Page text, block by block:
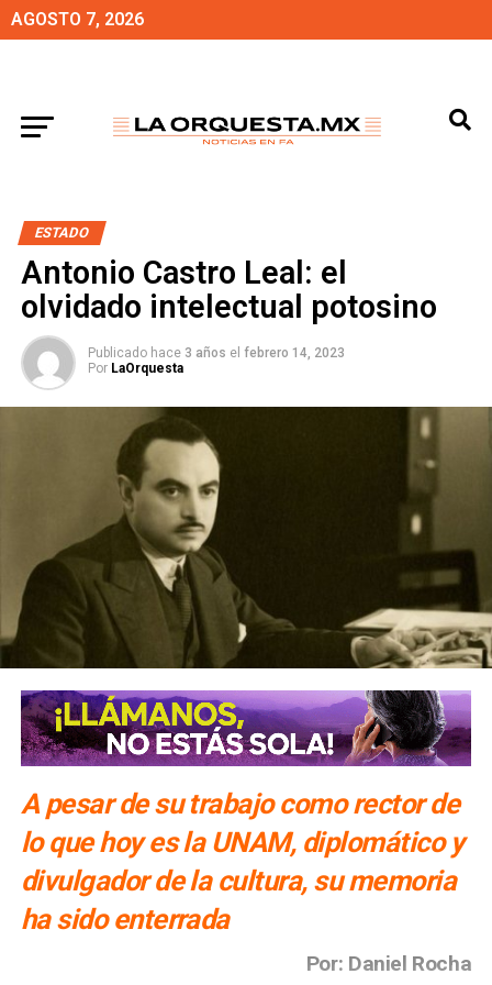
AGOSTO 7, 2026
ESTADO
Antonio Castro Leal: el
olvidado intelectual potosino
Publicado hace 3 años el febrero 14, 2023
Por LaOrquesta
A pesar de su trabajo como rector de
lo que hoy es la UNAM, diplomático y
divulgador de la cultura, su memoria
ha sido enterrada
Por: Daniel Rocha